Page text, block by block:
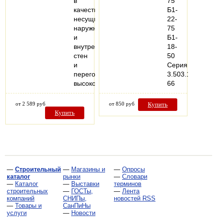
качестве
несущих
наружных
и
внутренних
стен
и
перегородок,
высокопрочных…
от 2 589 руб
Купить
Б1-
22-
75
Б1-
18-
50
Серия
3.503.1-
66
от 850 руб Купить
— Строительный
каталог
— Каталог
строительных
компаний
— Товары и
услуги
— Магазины и
рынки
— Выставки
— ГОСТы,
СНИПы,
СанПиНы
— Новости
— Опросы
— Словари
терминов
— Лента
новостей RSS